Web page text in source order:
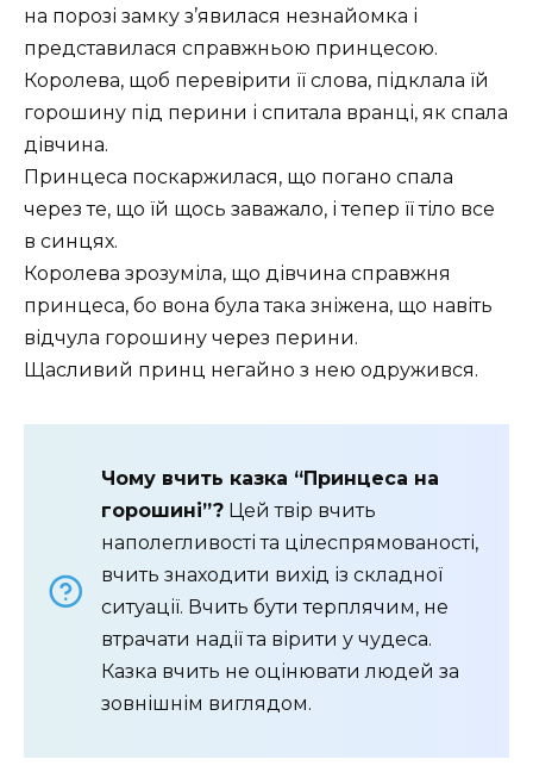
на порозі замку з’явилася незнайомка і
представилася справжньою принцесою.
Королева, щоб перевірити її слова, підклала їй
горошину під перини і спитала вранці, як спала
дівчина.
Принцеса поскаржилася, що погано спала
через те, що їй щось заважало, і тепер її тіло все
в синцях.
Королева зрозуміла, що дівчина справжня
принцеса, бо вона була така зніжена, що навіть
відчула горошину через перини.
Щасливий принц негайно з нею одружився.
Чому вчить казка “Принцеса на
горошині”? Цей твір вчить
наполегливості та цілеспрямованості,
вчить знаходити вихід із складної
ситуації. Вчить бути терплячим, не
втрачати надії та вірити у чудеса.
Казка вчить не оцінювати людей за
зовнішнім виглядом.